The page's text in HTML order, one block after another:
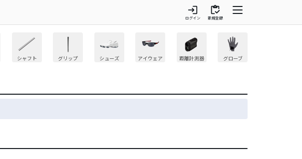
login
ログイン
inventory
新規登録
シャフト グリップ シューズ アイウェア 距離計測器 グローブ